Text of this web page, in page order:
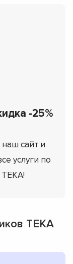
-25%
сайт и
услуги по
TEKA